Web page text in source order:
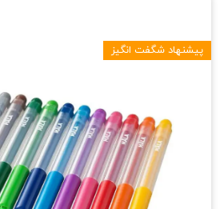
پیشنهاد شگفت انگیز